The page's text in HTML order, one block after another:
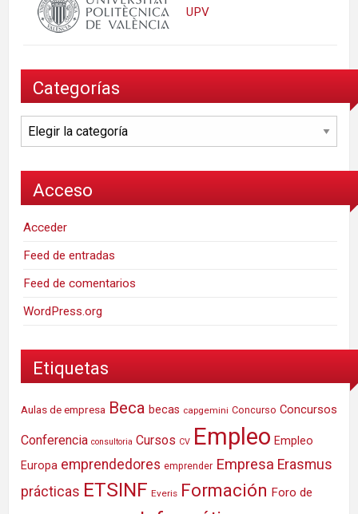
UPV
Categorías
Categorías
Acceso
Acceder
Feed de entradas
Feed de comentarios
WordPress.org
Etiquetas
Aulas de empresa Beca becas capgemini Concurso Concursos
Conferencia consultoria Cursos CV Empleo Empleo
Europa emprendedores emprender Empresa Erasmus
prácticas ETSINF Everis Formación Foro de